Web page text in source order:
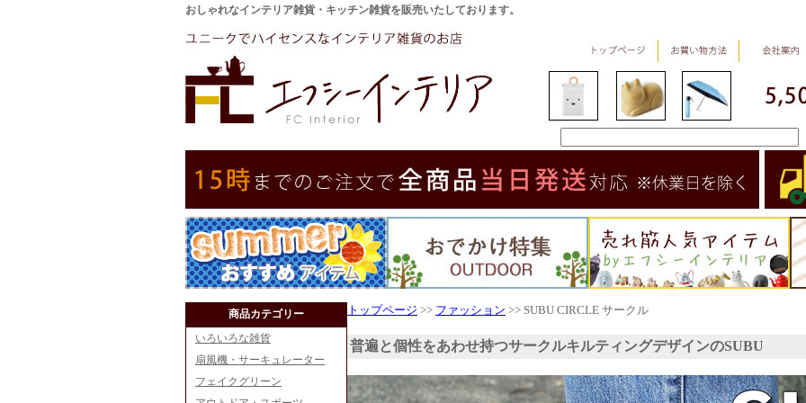
おしゃれなインテリア雑貨・キッチン雑貨を販売いたしております。
商品カテゴリー
いろいろな雑貨
扇風機・サーキュレーター
フェイクグリーン
トップページ >> ファッション >> SUBU CIRCLE サークル
普遍と個性をあわせ持つサークルキルティングデザインのSUBU